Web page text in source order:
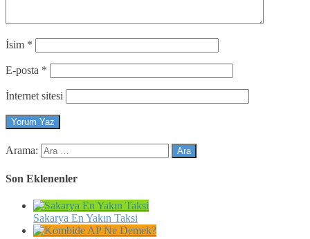
İsim *
E-posta *
İnternet sitesi
Arama:
Son Eklenenler
Sakarya En Yakın Taksi